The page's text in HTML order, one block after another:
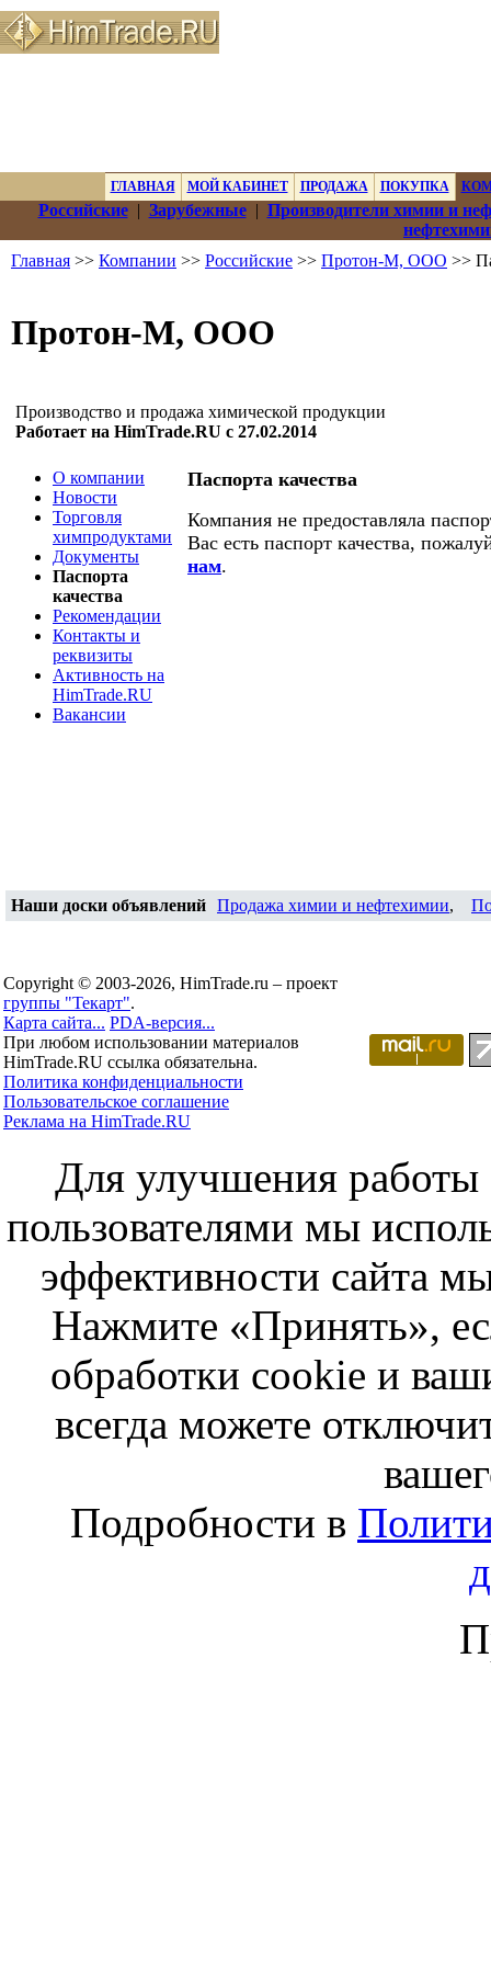
ГЛАВНАЯ МОЙ КАБИНЕТ ПРОДАЖА ПОКУПКА
Российские| Зарубежные| Производители химии и
Главная >> Компании >> Российские >> Протон-М, ООО >>
Протон-М, ООО
Производство и продажа химической продукции
Работает на HimTrade.RU с 27.02.2014
О компании
Новости
Торговля
химпродуктами
Документы
Паспорта
качества
Рекомендации
Контакты и
реквизиты
Активность на
HimTrade.RU
Вакансии
Паспорта качества
Компания не предоставляла
Вас есть паспорт качества,
нам.
Наши доски объявлений Продажа химии и нефтехимии,
Copyright © 2003-2026, HimTrade.ru – проект
группы "Текарт".
Карта сайта... PDA-версия...
При любом использовании материалов
HimTrade.RU ссылка обязательна.
Политика конфиденциальности
Пользовательское соглашение
Реклама на HimTrade.RU
Для улучшения работы
пользователями мы
эффективности сайта
Нажмите «Принять»,
обработки cookie и
всегда можете
Подробности в